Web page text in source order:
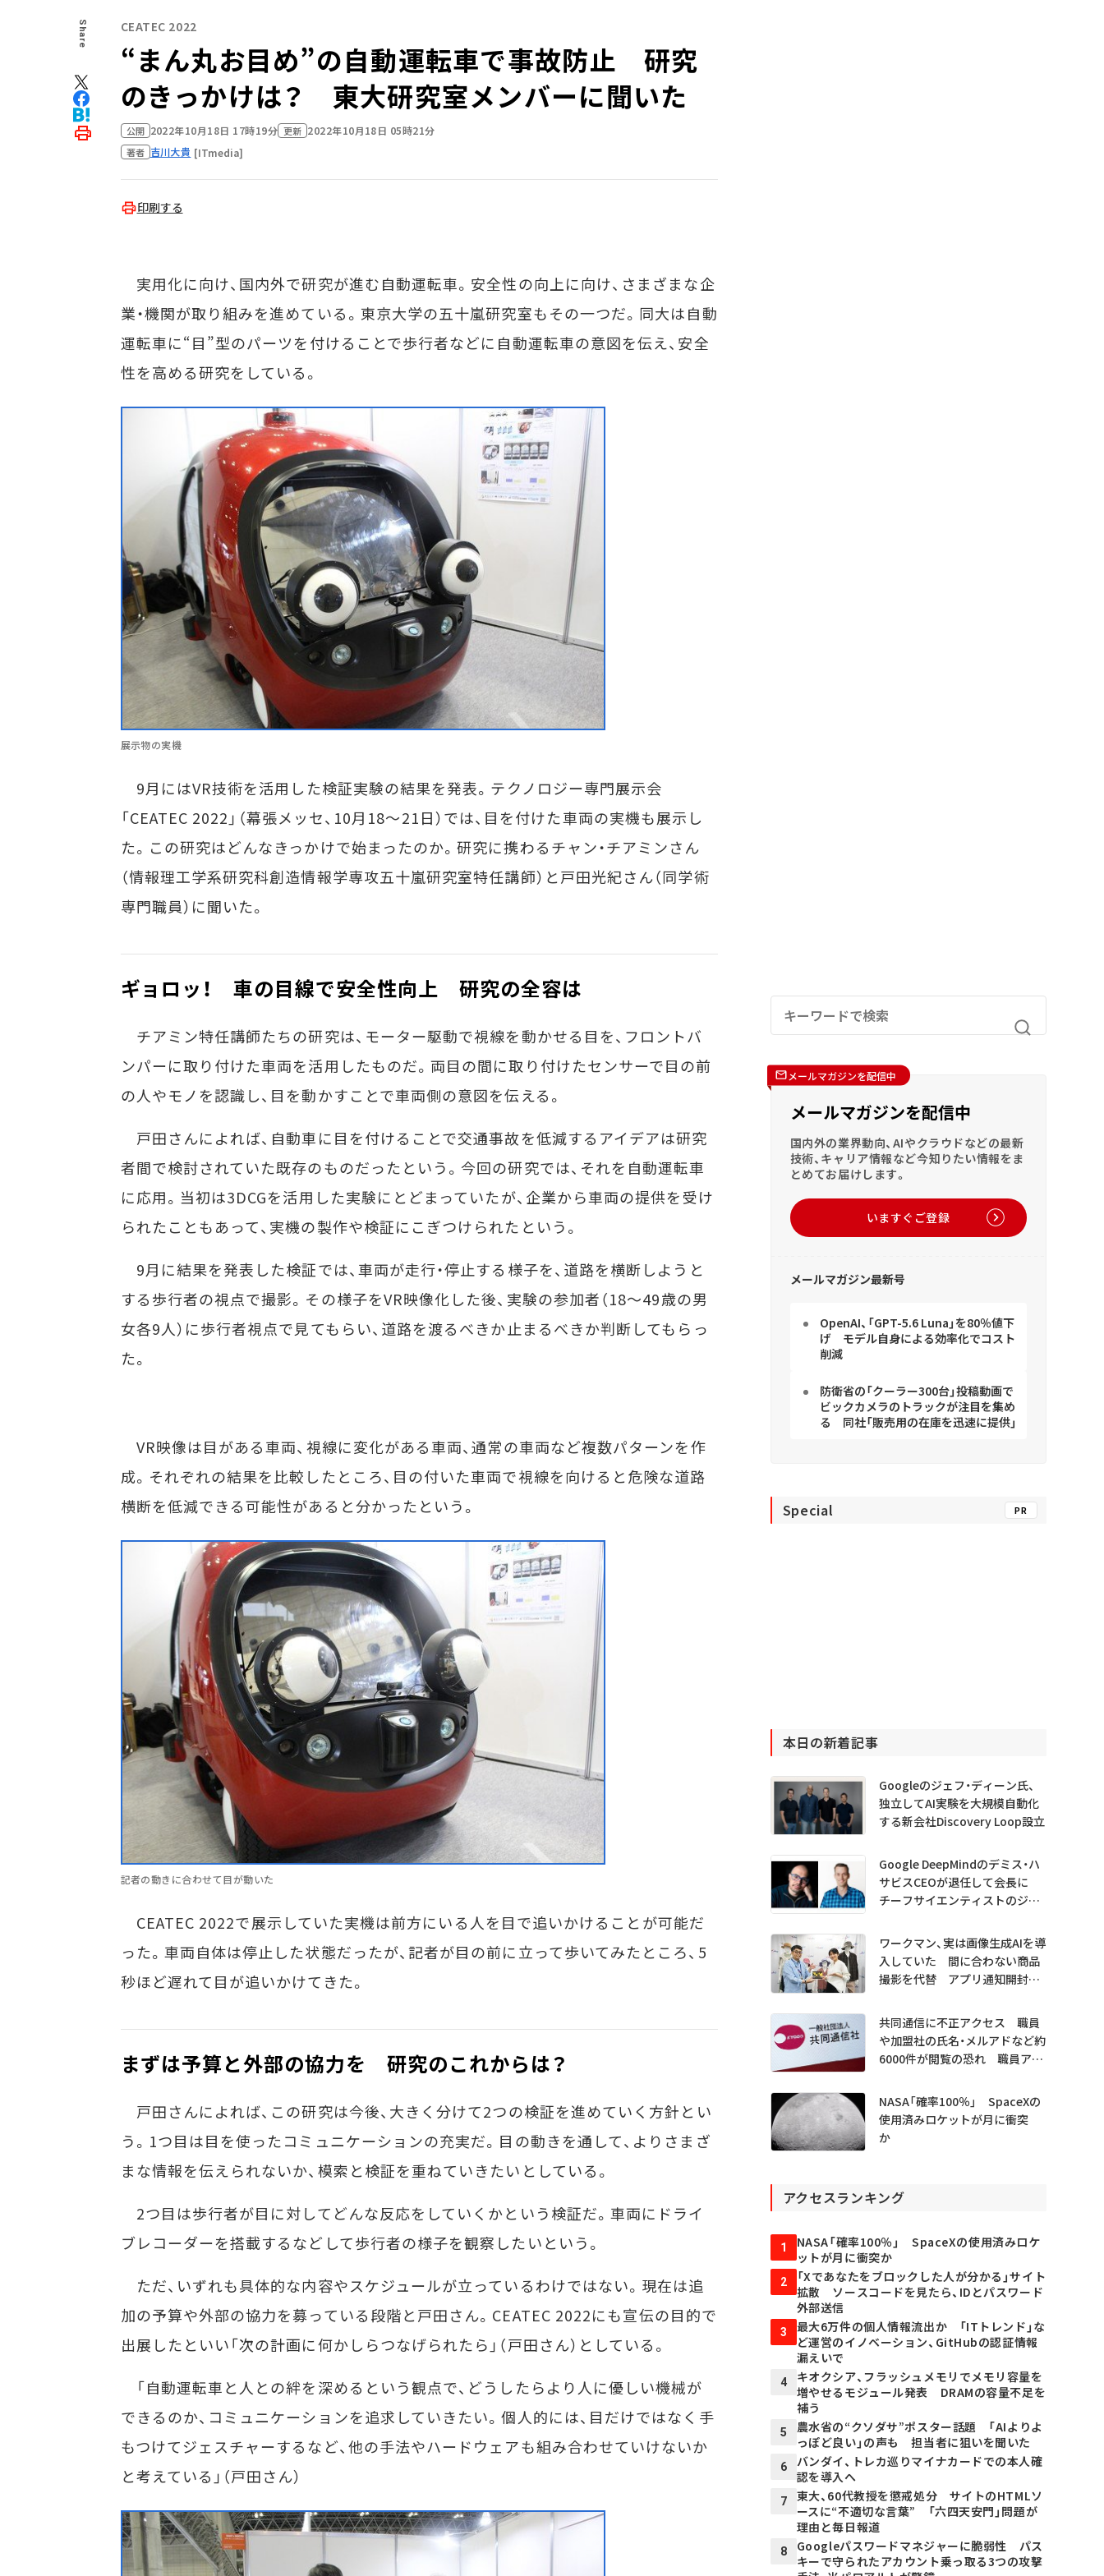
Share CEATEC 2022
“まん丸お目め”の自動運転車で事故防止 研究
のきっかけは？ 東大研究室メンバーに聞いた
公開 2022年10月18日 17時19分 更新 2022年10月18日 05時21分
著者 吉川大貴 [ITmedia]
印刷する
実用化に向け、国内外で研究が進む自動運転車。安全性の向上に向け、さまざまな企
業・機関が取り組みを進めている。東京大学の五十嵐研究室もその一つだ。同大は自動
運転車に“目”型のパーツを付けることで歩行者などに自動運転車の意図を伝え、安全
性を高める研究をしている。
展示物の実機
9月にはVR技術を活用した検証実験の結果を発表。テクノロジー専門展示会
「CEATEC 2022」（幕張メッセ、10月18～21日）では、目を付けた車両の実機も展示し
た。この研究はどんなきっかけで始まったのか。研究に携わるチャン・チアミンさん
（情報理工学系研究科創造情報学専攻五十嵐研究室特任講師）と戸田光紀さん（同学術
専門職員）に聞いた。
ギョロッ！ 車の目線で安全性向上 研究の全容は
チアミン特任講師たちの研究は、モーター駆動で視線を動かせる目を、フロントバ
ンパーに取り付けた車両を活用したものだ。両目の間に取り付けたセンサーで目の前
の人やモノを認識し、目を動かすことで車両側の意図を伝える。
戸田さんによれば、自動車に目を付けることで交通事故を低減するアイデアは研究
者間で検討されていた既存のものだったという。今回の研究では、それを自動運転車
に応用。当初は3DCGを活用した実験にとどまっていたが、企業から車両の提供を受け
られたこともあって、実機の製作や検証にこぎつけられたという。
9月に結果を発表した検証では、車両が走行・停止する様子を、道路を横断しようと
する歩行者の視点で撮影。その様子をVR映像化した後、実験の参加者（18～49歳の男
女各9人）に歩行者視点で見てもらい、道路を渡るべきか止まるべきか判断してもらっ
た。
VR映像は目がある車両、視線に変化がある車両、通常の車両など複数パターンを作
成。それぞれの結果を比較したところ、目の付いた車両で視線を向けると危険な道路
横断を低減できる可能性があると分かったという。
記者の動きに合わせて目が動いた
CEATEC 2022で展示していた実機は前方にいる人を目で追いかけることが可能だ
った。車両自体は停止した状態だったが、記者が目の前に立って歩いてみたところ、5
秒ほど遅れて目が追いかけてきた。
まずは予算と外部の協力を 研究のこれからは？
戸田さんによれば、この研究は今後、大きく分けて2つの検証を進めていく方針とい
う。1つ目は目を使ったコミュニケーションの充実だ。目の動きを通して、よりさまざ
まな情報を伝えられないか、模索と検証を重ねていきたいとしている。
2つ目は歩行者が目に対してどんな反応をしていくかという検証だ。車両にドライ
ブレコーダーを搭載するなどして歩行者の様子を観察したいという。
ただ、いずれも具体的な内容やスケジュールが立っているわけではない。現在は追
加の予算や外部の協力を募っている段階と戸田さん。CEATEC 2022にも宣伝の目的で
出展したといい「次の計画に何かしらつなげられたら」（戸田さん）としている。
「自動運転車と人との絆を深めるという観点で、どうしたらより人に優しい機械が
できるのか、コミュニケーションを追求していきたい。個人的には、目だけではなく手
もつけてジェスチャーするなど、他の手法やハードウェアも組み合わせていけないか
と考えている」（戸田さん）
メールマガジンを配信中
メールマガジンを配信中
国内外の業界動向、AIやクラウドなどの最新
技術、キャリア情報など今知りたい情報をま
とめてお届けします。
いますぐご登録
メールマガジン最新号
OpenAI、「GPT-5.6 Luna」を80％値下
げ モデル自身による効率化でコスト
削減
防衛省の「クーラー300台」投稿動画で
ビックカメラのトラックが注目を集め
る 同社「販売用の在庫を迅速に提供」
Special PR
本日の新着記事
Googleのジェフ・ディーン氏、
独立してAI実験を大規模自動化
する新会社Discovery Loop設立
Google DeepMindのデミス・ハ
サビスCEOが退任して会長に
チーフサイエンティストのジェ
ワークマン、実は画像生成AIを導
入していた 間に合わない商品
撮影を代替 アプリ通知開封も
共同通信に不正アクセス 職員
や加盟社の氏名・メルアドなど約
6000件が閲覧の恐れ 職員アカ
NASA「確率100％」 SpaceXの
使用済みロケットが月に衝突
か
アクセスランキング
1
NASA「確率100％」 SpaceXの使用済みロケ
ットが月に衝突か
2
「Xであなたをブロックした人が分かる」サイト
拡散 ソースコードを見たら、IDとパスワード
外部送信
3
最大6万件の個人情報流出か 「ITトレンド」な
ど運営のイノベーション、GitHubの認証情報
漏えいで
4
キオクシア、フラッシュメモリでメモリ容量を
増やせるモジュール発表 DRAMの容量不足を
補う
5
農水省の“クソダサ”ポスター話題 「AIよりよ
っぽど良い」の声も 担当者に狙いを聞いた
6
バンダイ、トレカ巡りマイナカードでの本人確
認を導入へ
7
東大、60代教授を懲戒処分 サイトのHTMLソ
ースに“不適切な言葉” 「六四天安門」問題が
理由と毎日報道
8
Googleパスワードマネジャーに脆弱性 パス
キーで守られたアカウント乗っ取る3つの攻撃